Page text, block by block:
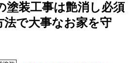
塗装工事は艶消し必須
法で大事なお家を守